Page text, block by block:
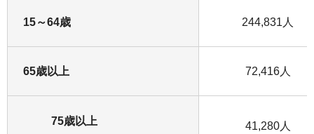
15～64歳 244,831人
65歳以上 72,416人
75歳以上 41,280人